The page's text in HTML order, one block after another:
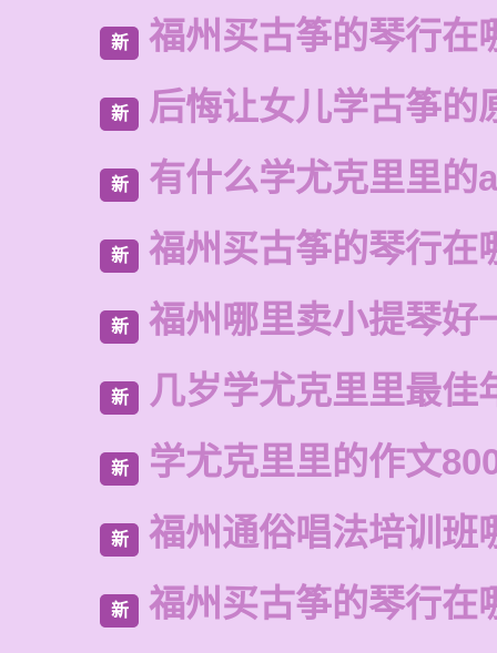
新 福州买古筝的琴行在
新 后悔让女儿学古筝的
新 有什么学尤克里里的
新 福州买古筝的琴行在
新 福州哪里卖小提琴好
新 几岁学尤克里里最佳
新 学尤克里里的作文
新 福州通俗唱法培训班
新 福州买古筝的琴行在